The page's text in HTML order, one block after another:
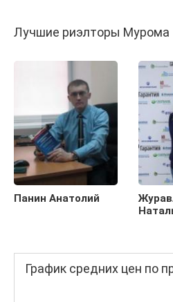
Лучшие риэлторы Мурома
Панин Анатолий
График средних цен по